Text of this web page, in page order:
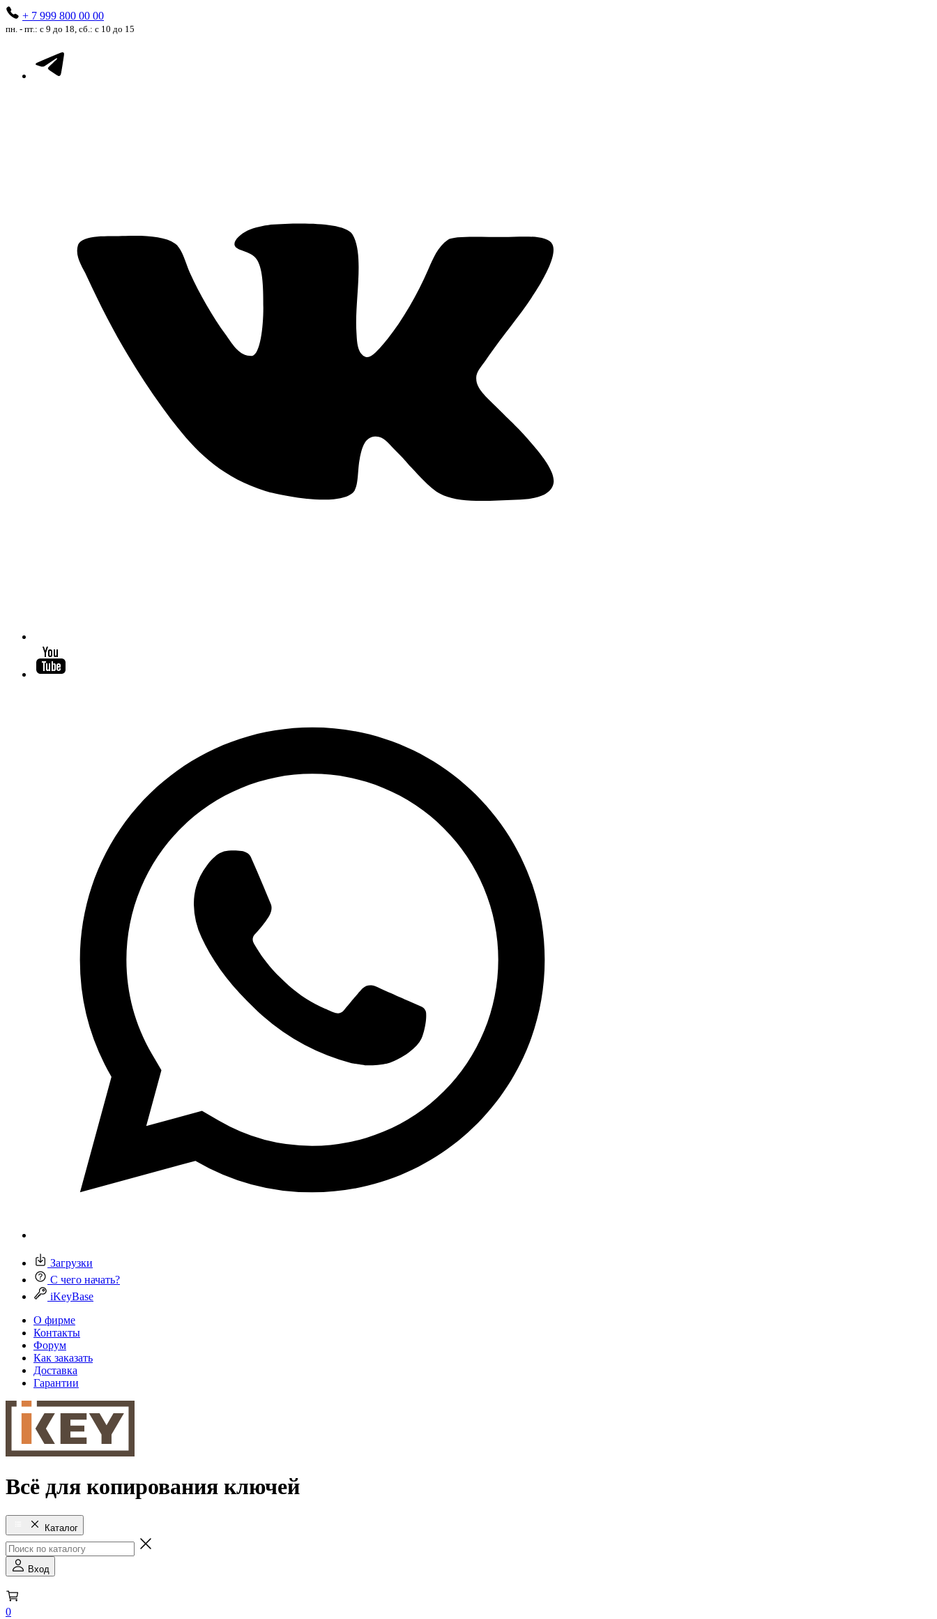
+ 7 999 800 00 00
пн. - пт.: с 9 до 18, сб.: с 10 до 15
Загрузки
С чего начать?
iKeyBase
О фирме
Контакты
Форум
Как заказать
Доставка
Гарантии
Всё для копирования ключей
Каталог
Вход
0